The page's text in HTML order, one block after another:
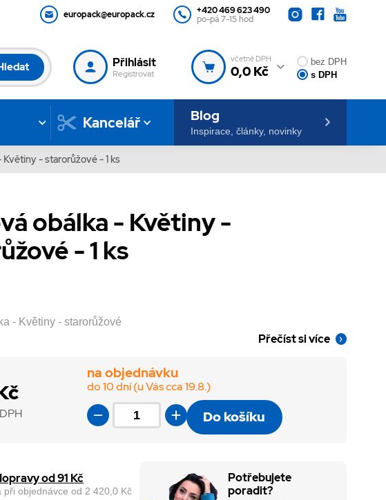
europack@europack.cz
+420 469 623 490
po-pá 7-15 hod
Přihlásit
Registrovat
včetně DPH
0,0 Kč
bez DPH
s DPH
Kancelář Blog
Inspirace, články, novinky
Květiny - starorůžové - 1 ks
obálka - Květiny -
- 1 ks
- Květiny - starorůžové
Přečíst si více
na objednávku
do 10 dní (u Vás cca 19.8.)
Do košíku
od 91 Kč
při objednávce od 2 420,0 Kč
Potřebujete
poradit?